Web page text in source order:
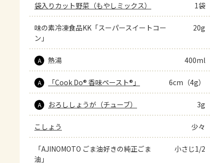
袋入りカット野菜（もやしミックス） 1袋
味の素冷凍食品KK「スーパースイートコー
ン」
20g
A 熱湯 400ml
A 「Cook Do® 香味ペースト®」 6cm（4g）
A おろししょうが（チューブ） 3g
こしょう 少々
「AJINOMOTO ごま油好きの純正ごま
油」
小さじ1/2